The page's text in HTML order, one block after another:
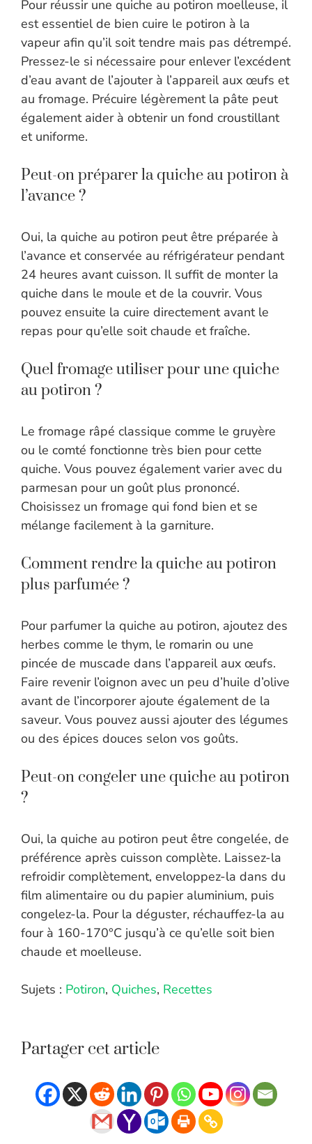
Pour réussir une quiche au potiron moelleuse, il
est essentiel de bien cuire le potiron à la
vapeur afin qu’il soit tendre mais pas détrempé.
Pressez-le si nécessaire pour enlever l’excédent
d’eau avant de l’ajouter à l’appareil aux œufs et
au fromage. Précuire légèrement la pâte peut
également aider à obtenir un fond croustillant
et uniforme.
Peut-on préparer la quiche au potiron à
l’avance ?
Oui, la quiche au potiron peut être préparée à
l’avance et conservée au réfrigérateur pendant
24 heures avant cuisson. Il suffit de monter la
quiche dans le moule et de la couvrir. Vous
pouvez ensuite la cuire directement avant le
repas pour qu’elle soit chaude et fraîche.
Quel fromage utiliser pour une quiche
au potiron ?
Le fromage râpé classique comme le gruyère
ou le comté fonctionne très bien pour cette
quiche. Vous pouvez également varier avec du
parmesan pour un goût plus prononcé.
Choisissez un fromage qui fond bien et se
mélange facilement à la garniture.
Comment rendre la quiche au potiron
plus parfumée ?
Pour parfumer la quiche au potiron, ajoutez des
herbes comme le thym, le romarin ou une
pincée de muscade dans l’appareil aux œufs.
Faire revenir l’oignon avec un peu d’huile d’olive
avant de l’incorporer ajoute également de la
saveur. Vous pouvez aussi ajouter des légumes
ou des épices douces selon vos goûts.
Peut-on congeler une quiche au potiron
?
Oui, la quiche au potiron peut être congelée, de
préférence après cuisson complète. Laissez-la
refroidir complètement, enveloppez-la dans du
film alimentaire ou du papier aluminium, puis
congelez-la. Pour la déguster, réchauffez-la au
four à 160-170°C jusqu’à ce qu’elle soit bien
chaude et moelleuse.
Sujets : Potiron, Quiches, Recettes
Partager cet article